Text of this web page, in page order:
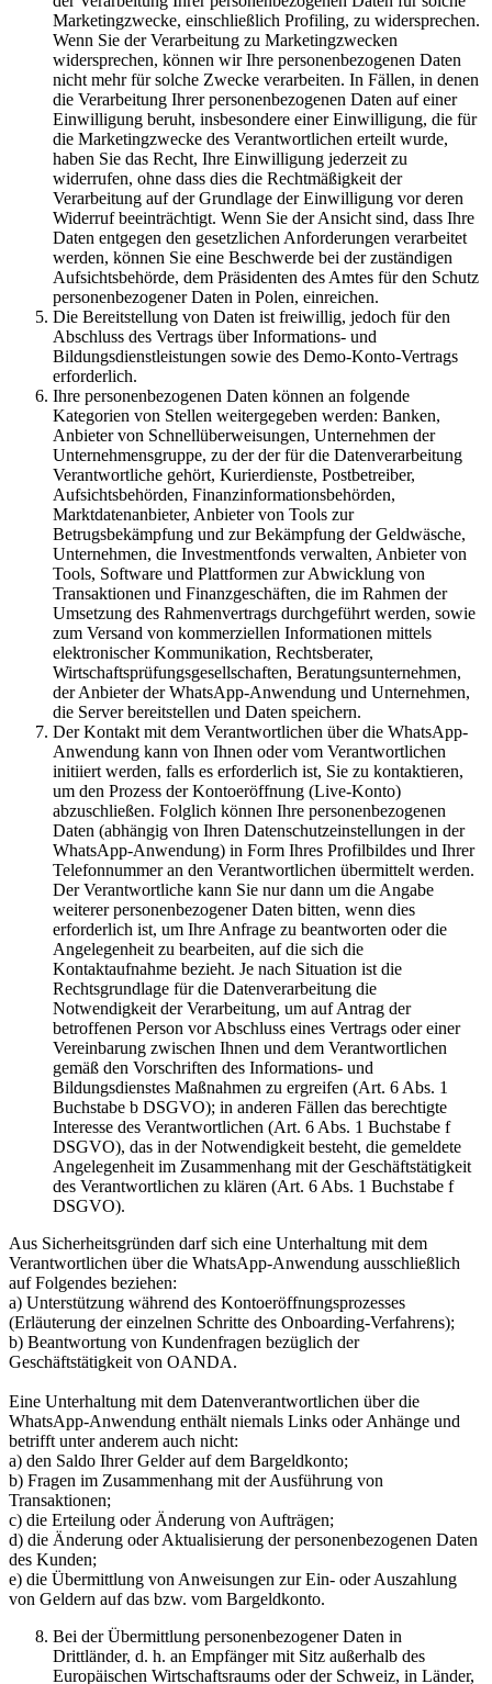
Marketingzwecke, einschließlich Profiling, zu widersprechen.
Wenn Sie der Verarbeitung zu Marketingzwecken
widersprechen, können wir Ihre personenbezogenen Daten
nicht mehr für solche Zwecke verarbeiten. In Fällen, in denen
die Verarbeitung Ihrer personenbezogenen Daten auf einer
Einwilligung beruht, insbesondere einer Einwilligung, die für
die Marketingzwecke des Verantwortlichen erteilt wurde,
haben Sie das Recht, Ihre Einwilligung jederzeit zu
widerrufen, ohne dass dies die Rechtmäßigkeit der
Verarbeitung auf der Grundlage der Einwilligung vor deren
Widerruf beeinträchtigt. Wenn Sie der Ansicht sind, dass Ihre
Daten entgegen den gesetzlichen Anforderungen verarbeitet
werden, können Sie eine Beschwerde bei der zuständigen
Aufsichtsbehörde, dem Präsidenten des Amtes für den Schutz
personenbezogener Daten in Polen, einreichen.
Die Bereitstellung von Daten ist freiwillig, jedoch für den
Abschluss des Vertrags über Informations- und
Bildungsdienstleistungen sowie des Demo-Konto-Vertrags
erforderlich.
Ihre personenbezogenen Daten können an folgende
Kategorien von Stellen weitergegeben werden: Banken,
Anbieter von Schnellüberweisungen, Unternehmen der
Unternehmensgruppe, zu der der für die Datenverarbeitung
Verantwortliche gehört, Kurierdienste, Postbetreiber,
Aufsichtsbehörden, Finanzinformationsbehörden,
Marktdatenanbieter, Anbieter von Tools zur
Betrugsbekämpfung und zur Bekämpfung der Geldwäsche,
Unternehmen, die Investmentfonds verwalten, Anbieter von
Tools, Software und Plattformen zur Abwicklung von
Transaktionen und Finanzgeschäften, die im Rahmen der
Umsetzung des Rahmenvertrags durchgeführt werden, sowie
zum Versand von kommerziellen Informationen mittels
elektronischer Kommunikation, Rechtsberater,
Wirtschaftsprüfungsgesellschaften, Beratungsunternehmen,
der Anbieter der WhatsApp-Anwendung und Unternehmen,
die Server bereitstellen und Daten speichern.
Der Kontakt mit dem Verantwortlichen über die WhatsApp-
Anwendung kann von Ihnen oder vom Verantwortlichen
initiiert werden, falls es erforderlich ist, Sie zu kontaktieren,
um den Prozess der Kontoeröffnung (Live-Konto)
abzuschließen. Folglich können Ihre personenbezogenen
Daten (abhängig von Ihren Datenschutzeinstellungen in der
WhatsApp-Anwendung) in Form Ihres Profilbildes und Ihrer
Telefonnummer an den Verantwortlichen übermittelt werden.
Der Verantwortliche kann Sie nur dann um die Angabe
weiterer personenbezogener Daten bitten, wenn dies
erforderlich ist, um Ihre Anfrage zu beantworten oder die
Angelegenheit zu bearbeiten, auf die sich die
Kontaktaufnahme bezieht. Je nach Situation ist die
Rechtsgrundlage für die Datenverarbeitung die
Notwendigkeit der Verarbeitung, um auf Antrag der
betroffenen Person vor Abschluss eines Vertrags oder einer
Vereinbarung zwischen Ihnen und dem Verantwortlichen
gemäß den Vorschriften des Informations- und
Bildungsdienstes Maßnahmen zu ergreifen (Art. 6 Abs. 1
Buchstabe b DSGVO); in anderen Fällen das berechtigte
Interesse des Verantwortlichen (Art. 6 Abs. 1 Buchstabe f
DSGVO), das in der Notwendigkeit besteht, die gemeldete
Angelegenheit im Zusammenhang mit der Geschäftstätigkeit
des Verantwortlichen zu klären (Art. 6 Abs. 1 Buchstabe f
DSGVO).
Aus Sicherheitsgründen darf sich eine Unterhaltung mit dem
Verantwortlichen über die WhatsApp-Anwendung ausschließlich
auf Folgendes beziehen:
a) Unterstützung während des Kontoeröffnungsprozesses
(Erläuterung der einzelnen Schritte des Onboarding-Verfahrens);
b) Beantwortung von Kundenfragen bezüglich der
Geschäftstätigkeit von OANDA.
Eine Unterhaltung mit dem Datenverantwortlichen über die
WhatsApp-Anwendung enthält niemals Links oder Anhänge und
betrifft unter anderem auch nicht:
a) den Saldo Ihrer Gelder auf dem Bargeldkonto;
b) Fragen im Zusammenhang mit der Ausführung von
Transaktionen;
c) die Erteilung oder Änderung von Aufträgen;
d) die Änderung oder Aktualisierung der personenbezogenen Daten
des Kunden;
e) die Übermittlung von Anweisungen zur Ein- oder Auszahlung
von Geldern auf das bzw. vom Bargeldkonto.
Bei der Übermittlung personenbezogener Daten in
Drittländer, d. h. an Empfänger mit Sitz außerhalb des
Europäischen Wirtschaftsraums oder der Schweiz, in Länder,